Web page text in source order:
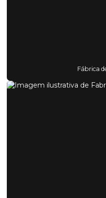
Fábrica